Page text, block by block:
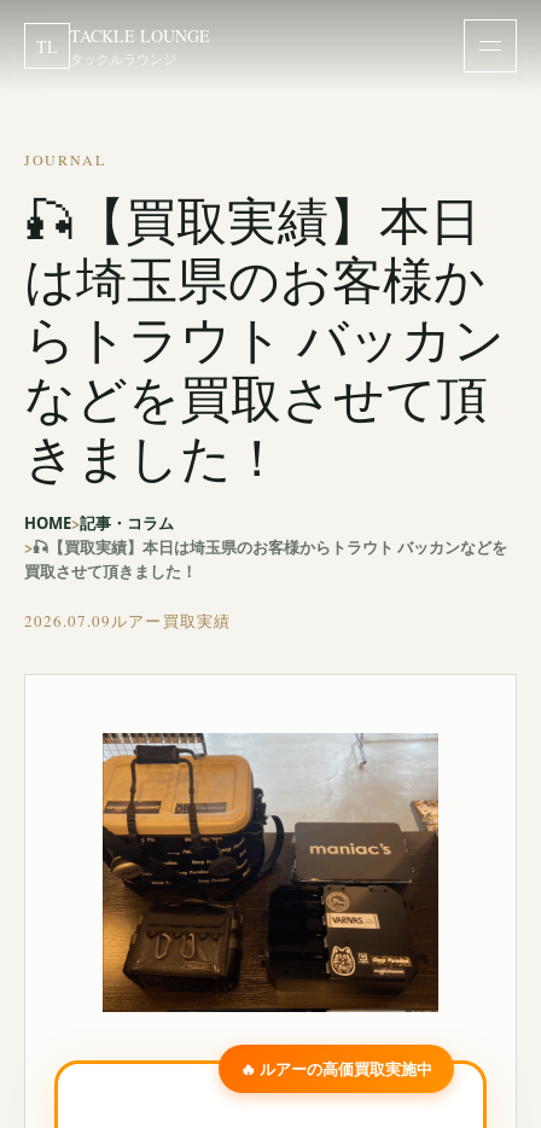
TL TACKLE LOUNGE
タックルラウンジ
JOURNAL
🎣【買取実績】本日
は埼玉県のお客様か
らトラウト バッカン
などを買取させて頂
きました！
HOME 記事・コラム
🎣【買取実績】本日は埼玉県のお客様からトラウト バッカンなどを
買取させて頂きました！
2026.07.09ルアー買取実績
🔥 ルアーの高価買取実施中